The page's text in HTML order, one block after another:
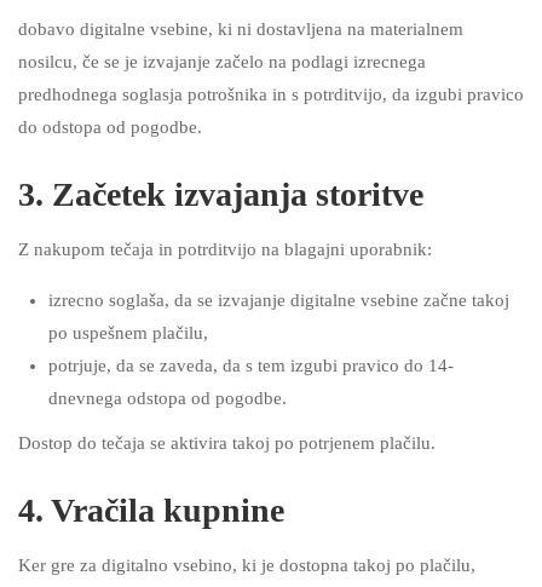
dobavo digitalne vsebine, ki ni dostavljena na materialnem
nosilcu, če se je izvajanje začelo na podlagi izrecnega
predhodnega soglasja potrošnika in s potrditvijo, da izgubi pravico
do odstopa od pogodbe.
3. Začetek izvajanja storitve
Z nakupom tečaja in potrditvijo na blagajni uporabnik:
izrecno soglaša, da se izvajanje digitalne vsebine začne takoj
po uspešnem plačilu,
potrjuje, da se zaveda, da s tem izgubi pravico do 14-
dnevnega odstopa od pogodbe.
Dostop do tečaja se aktivira takoj po potrjenem plačilu.
4. Vračila kupnine
Ker gre za digitalno vsebino, ki je dostopna takoj po plačilu,